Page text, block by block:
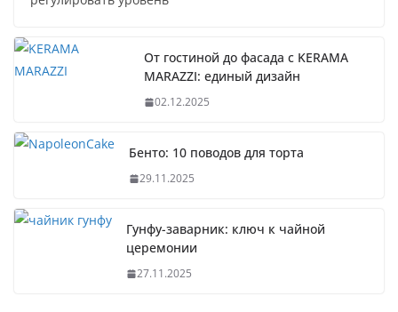
От гостиной до фасада с KERAMA
MARAZZI: единый дизайн
02.12.2025
Бенто: 10 поводов для торта
29.11.2025
Гунфу-заварник: ключ к чайной
церемонии
27.11.2025